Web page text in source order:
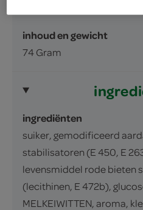
inhoud en gewicht
74 Gram
ingrediënten
suiker, gemodificeerd
stabilisatoren (E 450, E
levensmiddel rode bieten
(lecithinen, E 472b),
MELKEIWITTEN, aroma,